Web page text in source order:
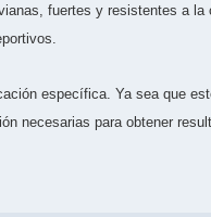
fuertes y resistentes a la
específica. Ya sea que
necesarias para obtener